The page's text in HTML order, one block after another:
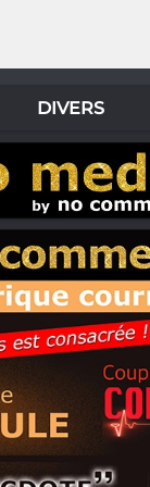
DIVERS